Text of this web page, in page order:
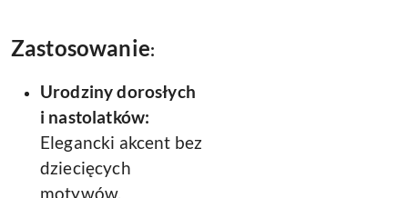
Zastosowanie:
Urodziny dorosłych
i nastolatków:
Elegancki akcent bez
dziecięcych
motywów.